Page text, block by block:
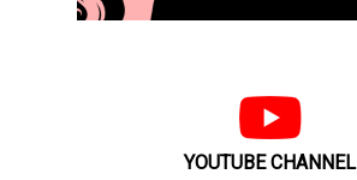
YOUTUBE CHANNEL